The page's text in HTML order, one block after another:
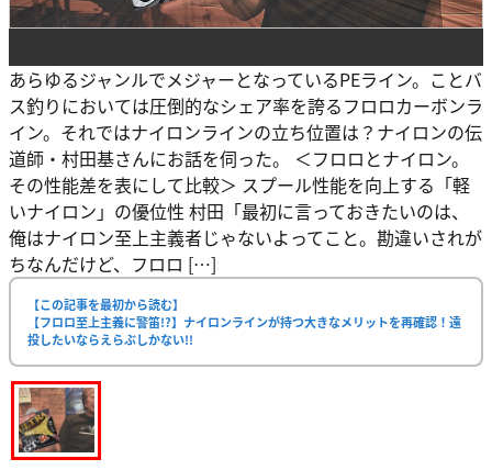
あらゆるジャンルでメジャーとなっているPEライン。ことバ
ス釣りにおいては圧倒的なシェア率を誇るフロロカーボンラ
イン。それではナイロンラインの立ち位置は？ナイロンの伝
道師・村田基さんにお話を伺った。 ＜フロロとナイロン。
その性能差を表にして比較＞ スプール性能を向上する「軽
いナイロン」の優位性 村田「最初に言っておきたいのは、
俺はナイロン至上主義者じゃないよってこと。勘違いされが
ちなんだけど、フロロ […]
【この記事を最初から読む】
【フロロ至上主義に警笛!?】ナイロンラインが持つ大きなメリットを再確認！遠
投したいならえらぶしかない!!